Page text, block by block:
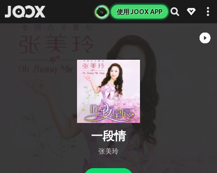
使用 JOOX APP
一段情
张美玲